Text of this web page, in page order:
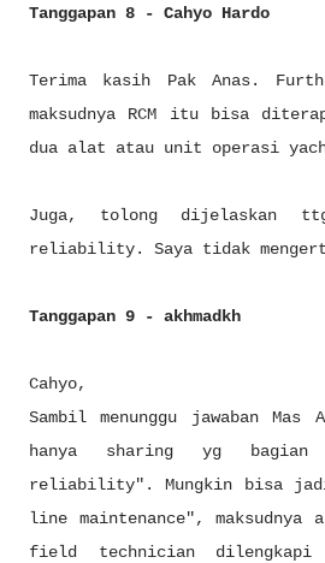
Tanggapan 8 - Cahyo Hardo
Terima kasih Pak Anas.
maksudnya RCM itu bisa
dua alat atau unit operasi
Juga, tolong dijelaskan
reliability. Saya tidak
Tanggapan 9 - akhmadkh
Cahyo,
Sambil menunggu jawaban
hanya sharing yg bagian
reliability". Mungkin bisa
line maintenance", maksudnya
field technician